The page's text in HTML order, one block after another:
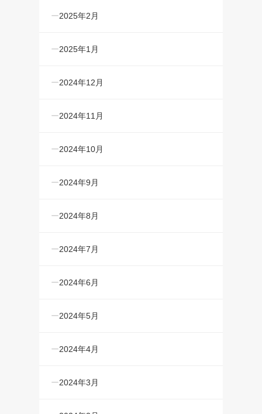
2025年2月
2025年1月
2024年12月
2024年11月
2024年10月
2024年9月
2024年8月
2024年7月
2024年6月
2024年5月
2024年4月
2024年3月